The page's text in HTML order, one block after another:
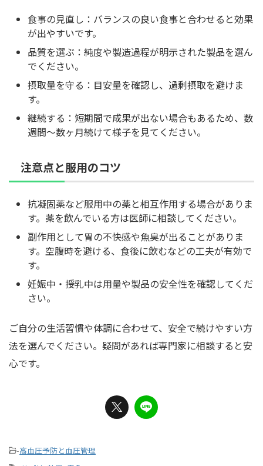
食事の見直し：バランスの良い食事と合わせると効果
が出やすいです。
品質を選ぶ：純度や製造過程が明示された製品を選ん
でください。
摂取量を守る：目安量を確認し、過剰摂取を避けま
す。
継続する：短期間で成果が出ない場合もあるため、数
週間〜数ヶ月続けて様子を見てください。
注意点と服用のコツ
抗凝固薬など服用中の薬と相互作用する場合がありま
す。薬を飲んでいる方は医師に相談してください。
副作用として胃の不快感や魚臭が出ることがありま
す。空腹時を避ける、食後に飲むなどの工夫が有効で
す。
妊娠中・授乳中は用量や製品の安全性を確認してくだ
さい。
ご自分の生活習慣や体調に合わせて、安全で続けやすい方
法を選んでください。疑問があれば専門家に相談すると安
心です。
-高血圧予防と血圧管理